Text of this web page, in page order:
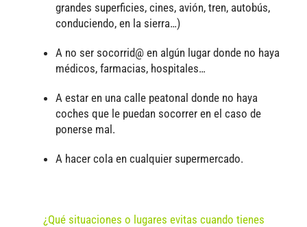
grandes superficies, cines, avión, tren, autobús,
conduciendo, en la sierra…)
A no ser socorrid@ en algún lugar donde no haya
médicos, farmacias, hospitales…
A estar en una calle peatonal donde no haya
coches que le puedan socorrer en el caso de
ponerse mal.
A hacer cola en cualquier supermercado.
¿Qué situaciones o lugares evitas cuando tienes